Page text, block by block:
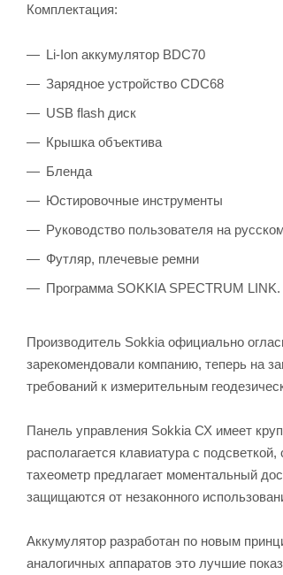
Комплектация:
Li-Ion аккумулятор BDC70
Зарядное устройство CDC68
USB flash диск
Крышка объектива
Бленда
Юстировочные инструменты
Руководство пользователя на
Футляр, плечевые ремни
Программа SOKKIA SPECTRUM LINK.
Производитель Sokkia официально
зарекомендовали компанию, теперь на
требований к измерительным
Панель управления Sokkia СХ имеет
располагается клавиатура с
тахеометр предлагает моментальный
защищаются от незаконного
Аккумулятор разработан по новым
аналогичных аппаратов это лучшие